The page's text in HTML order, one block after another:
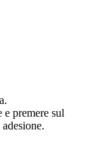
e premere sul